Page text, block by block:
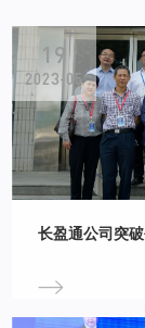
19
2023-05
长盈通公司突